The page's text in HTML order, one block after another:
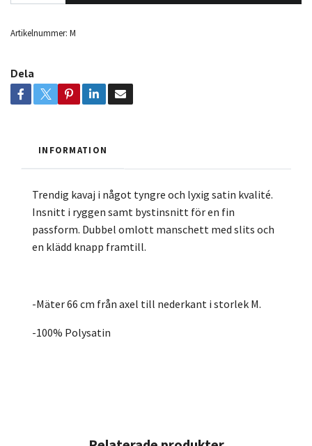
Artikelnummer: M
Dela
INFORMATION
Trendig kavaj i något tyngre och lyxig satin kvalité.
Insnitt i ryggen samt bystinsnitt för en fin
passform. Dubbel omlott manschett med slits och
en klädd knapp framtill.
-Mäter 66 cm från axel till nederkant i storlek M.
-100% Polysatin